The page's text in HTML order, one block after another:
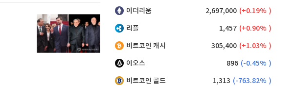
이더리움 2,697,000 ( 0.19% )
리플 1,457 ( 0.90% )
비트코인 캐시 305,400 ( 1.03% )
이오스 896 (-0.45% )
비트코인 골드 1,313 (-763.82% )